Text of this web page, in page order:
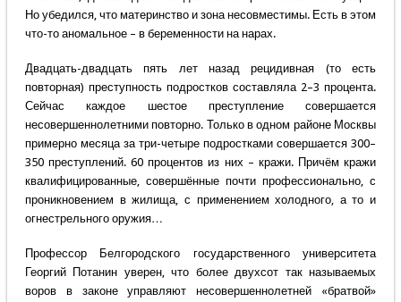
Но убедился, что материнство и зона несовместимы. Есть в этом
что-то аномальное – в беременности на нарах.
Двадцать-двадцать пять лет назад рецидивная (то есть
повторная) преступность подростков составляла 2–3 процента.
Сейчас каждое шестое преступление совершается
несовершеннолетними повторно. Только в одном районе Москвы
примерно месяца за три-четыре подростками совершается 300–
350 преступлений. 60 процентов из них – кражи. Причём кражи
квалифицированные, совершённые почти профессионально, с
проникновением в жилища, с применением холодного, а то и
огнестрельного оружия…
Профессор Белгородского государственного университета
Георгий Потанин уверен, что более двухсот так называемых
воров в законе управляют несовершеннолетней «братвой»